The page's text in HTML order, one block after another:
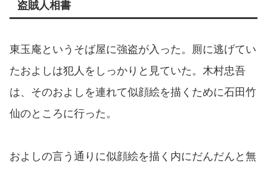
盗賊人相書
東玉庵というそば屋に強盗が入った。厠に逃げてい
たおよしは犯人をしっかりと見ていた。木村忠吾
は、そのおよしを連れて似顔絵を描くために石田竹
仙のところに行った。
およしの言う通りに似顔絵を描く内にだんだんと無